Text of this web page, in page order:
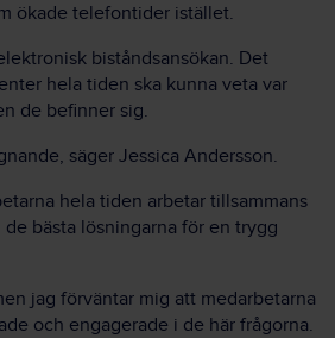
ökade telefontider istället.
biståndsansökan. Det
hela tiden ska kunna veta var
de befinner sig.
säger Jessica Andersson.
hela tiden arbetar tillsammans
bästa lösningarna för en trygg
jag förväntar mig att medarbetarna
och engagerade i de här frågorna.